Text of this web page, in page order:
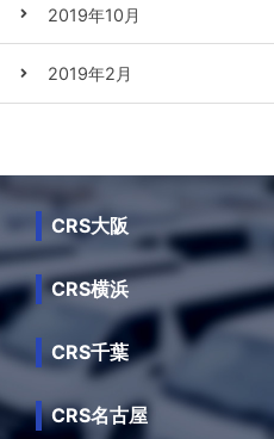
2019年10月
2019年2月
CRS大阪
CRS横浜
CRS千葉
CRS名古屋